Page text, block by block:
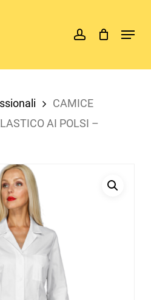
account Menu
CAMICE
AI POLSI –